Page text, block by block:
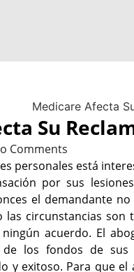
Su
Comments
personales está
por sus
el demandante
circunstancias
acuerdo. El
los fondos de
y exitoso. Para que